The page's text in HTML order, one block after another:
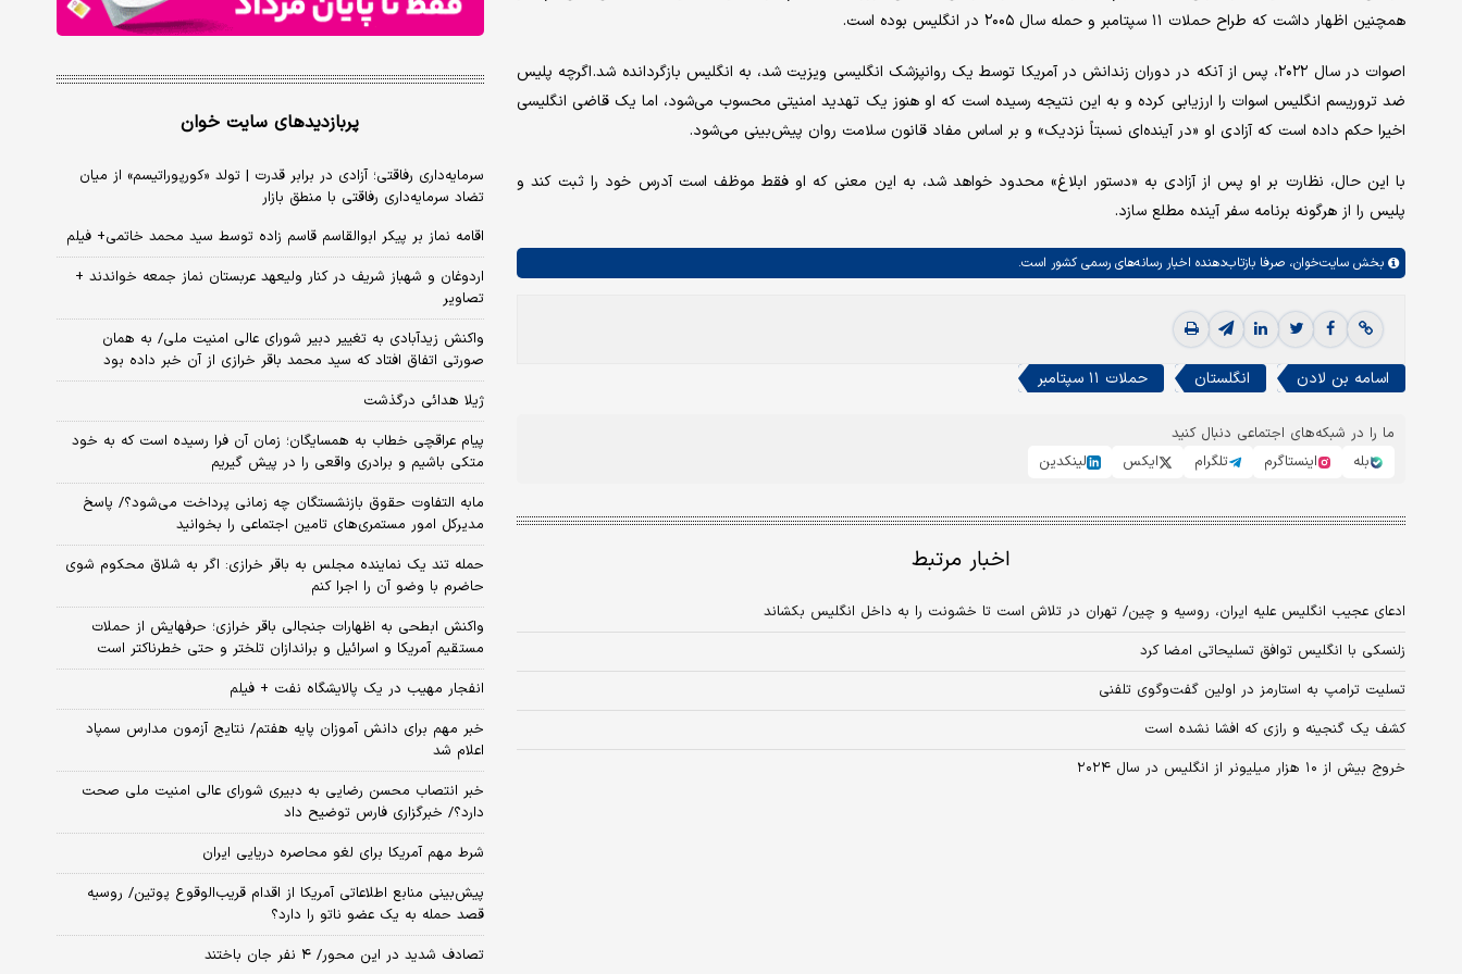
همچنین اظهار داشت که طراح حملات ۱۱ سپتامبر و حمله سال ۲۰۰۵ در انگلیس بوده است.
اصوات در سال ۲۰۲۲، پس از آنکه در دوران زندانش در آمریکا توسط یک روانپزشک انگلیسی ویزیت شد، به انگلیس بازگردانده شد. اگرچه پلیس
ضد تروریسم انگلیس اسوات را ارزیابی کرده و به این نتیجه رسیده است که او هنوز یک تهدید امنیتی محسوب می‌شود، اما یک قاضی انگلیسی
اخیرا حکم داده است که آزادی او «در آینده‌ای نسبتاً نزدیک» و بر اساس مفاد قانون سلامت روان پیش‌بینی می‌شود.
با این حال، نظارت بر او پس از آزادی به «دستور ابلاغ» محدود خواهد شد، به این معنی که او فقط موظف است آدرس خود را ثبت کند و
پلیس را از هرگونه برنامه سفر آینده مطلع سازد.
بخش سایت‌خوان، صرفا بازتاب‌دهنده اخبار رسانه‌های رسمی کشور است.
اسامه بن لادن انگلستان حملات ۱۱ سپتامبر
ما را در شبکه‌های اجتماعی دنبال کنید
بله
اینستاگرم تلگرام ایکس لینکدین
اخبار مرتبط
ادعای عجیب انگلیس علیه ایران، روسیه و چین/ تهران در تلاش است تا خشونت را به داخل انگلیس بکشاند
زلنسکی با انگلیس توافق تسلیحاتی امضا کرد
تسلیت ترامپ به استارمز در اولین گفت‌وگوی تلفنی
کشف یک گنجینه و رازی که افشا نشده است
خروج بیش از ۱۰ هزار میلیونر از انگلیس در سال ۲۰۲۴
پربازدیدهای سایت خوان
سرمایه‌داری رفاقتی؛ آزادی در برابر قدرت | تولد «کورپوراتیسم» از میان
تضاد سرمایه‌داری رفاقتی با منطق بازار
اقامه نماز بر پیکر ابوالقاسم قاسم زاده توسط سید محمد خاتمی+ فیلم
اردوغان و شهباز شریف در کنار ولیعهد عربستان نماز جمعه خواندند +
تصاویر
واکنش زیدآبادی به تغییر دبیر شورای عالی امنیت ملی/ به همان
صورتی اتفاق افتاد که سید محمد باقر خرازی از آن خبر داده بود
ژیلا هدائی درگذشت
پیام عراقچی خطاب به همسایگان؛ زمان آن فرا رسیده است که به خود
متکی باشیم و برادری واقعی را در پیش گیریم
مابه التفاوت حقوق بازنشستگان چه زمانی پرداخت می‌شود؟/ پاسخ
مدیرکل امور مستمری‌های تامین اجتماعی را بخوانید
حمله تند یک نماینده مجلس به باقر خرازی: اگر به شلاق محکوم شوی
حاضرم با وضو آن را اجرا کنم
واکنش ابطحی به اظهارات جنجالی باقر خرازی؛ حرفهایش از حملات
مستقیم آمریکا و اسرائیل و براندازان تلختر و حتی خطرناکتر است
انفجار مهیب در یک پالایشگاه نفت + فیلم
خبر مهم برای دانش آموزان پایه هفتم/ نتایج آزمون مدارس سمپاد
اعلام شد
خبر انتصاب محسن رضایی به دبیری شورای عالی امنیت ملی صحت
دارد؟/ خبرگزاری فارس توضیح داد
شرط مهم آمریکا برای لغو محاصره دریایی ایران
پیش‌بینی منابع اطلاعاتی آمریکا از اقدام قریب‌الوقوع پوتین/ روسیه
قصد حمله به یک عضو ناتو را دارد؟
تصادف شدید در این محور/ ۴ نفر جان باختند